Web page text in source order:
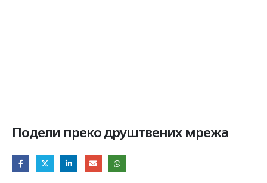
Подели преко друштвених мрежа